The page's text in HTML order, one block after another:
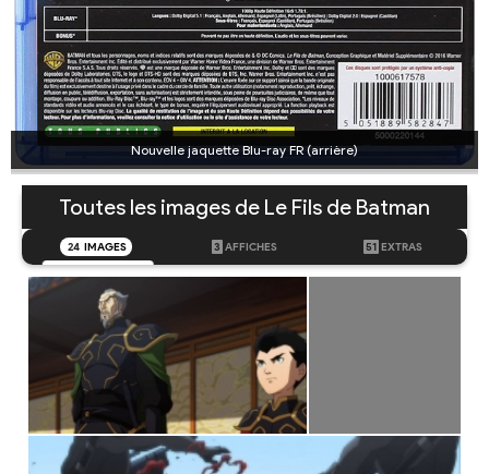
Nouvelle jaquette Blu-ray FR (arrière)
Toutes les images de Le Fils de Batman
24 IMAGES 3 AFFICHES 51 EXTRAS